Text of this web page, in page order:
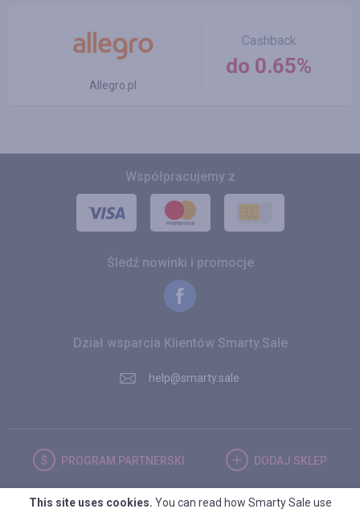
Allegro.pl
Cashback
do 0.65%
Współpracujemy z
Śledź nowinki i promocje
Dział wsparcia Klientów Smarty.Sale
help@smarty.sale
PROGRAM PARTNERSKI DODAJ SKLEP
POLSKA
This site uses cookies. You can read how Smarty Sale use